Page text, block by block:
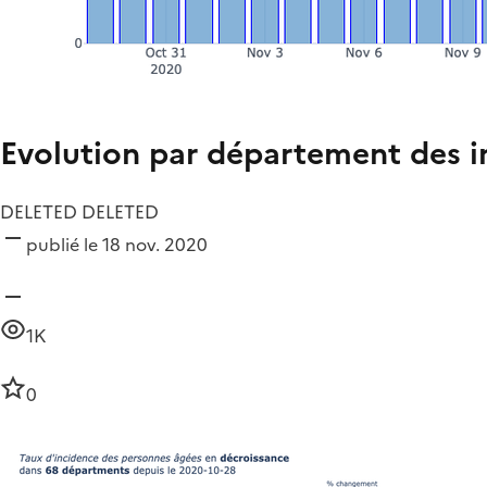
Evolution par département des
DELETED DELETED
publié le 18 nov. 2020
1K
0